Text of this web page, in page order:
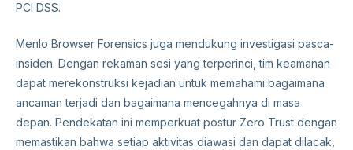
PCI DSS.
Menlo Browser Forensics juga mendukung investigasi pasca-
insiden. Dengan rekaman sesi yang terperinci, tim keamanan
dapat merekonstruksi kejadian untuk memahami bagaimana
ancaman terjadi dan bagaimana mencegahnya di masa
depan. Pendekatan ini memperkuat postur Zero Trust dengan
memastikan bahwa setiap aktivitas diawasi dan dapat dilacak,